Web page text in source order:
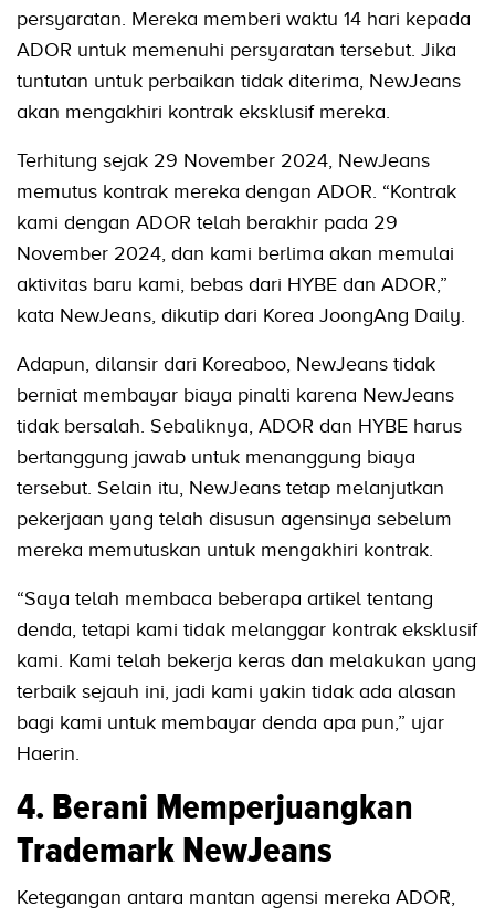
persyaratan. Mereka memberi waktu 14 hari kepada
ADOR untuk memenuhi persyaratan tersebut. Jika
tuntutan untuk perbaikan tidak diterima, NewJeans
akan mengakhiri kontrak eksklusif mereka.
Terhitung sejak 29 November 2024, NewJeans
memutus kontrak mereka dengan ADOR. “Kontrak
kami dengan ADOR telah berakhir pada 29
November 2024, dan kami berlima akan memulai
aktivitas baru kami, bebas dari HYBE dan ADOR,”
kata NewJeans, dikutip dari Korea JoongAng Daily.
Adapun, dilansir dari Koreaboo, NewJeans tidak
berniat membayar biaya pinalti karena NewJeans
tidak bersalah. Sebaliknya, ADOR dan HYBE harus
bertanggung jawab untuk menanggung biaya
tersebut. Selain itu, NewJeans tetap melanjutkan
pekerjaan yang telah disusun agensinya sebelum
mereka memutuskan untuk mengakhiri kontrak.
“Saya telah membaca beberapa artikel tentang
denda, tetapi kami tidak melanggar kontrak eksklusif
kami. Kami telah bekerja keras dan melakukan yang
terbaik sejauh ini, jadi kami yakin tidak ada alasan
bagi kami untuk membayar denda apa pun,” ujar
Haerin.
4. Berani Memperjuangkan
Trademark NewJeans
Ketegangan antara mantan agensi mereka ADOR,